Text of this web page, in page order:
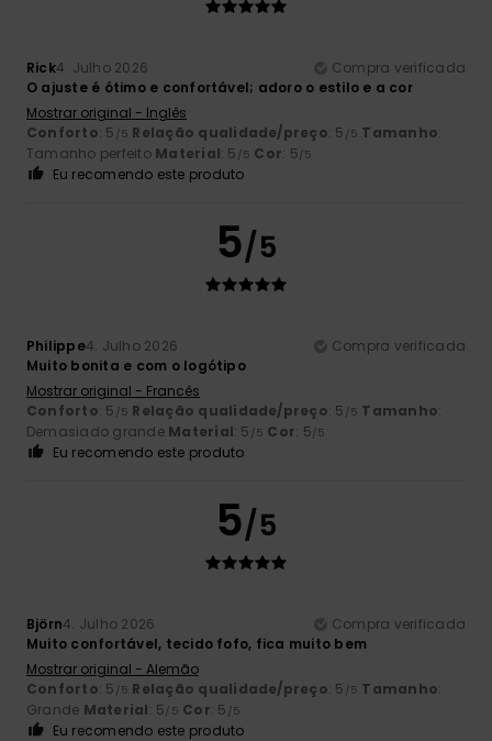
Rick4. Julho 2026
Compra verificada
O ajuste é ótimo e confortável; adoro o estilo e a cor
Mostrar original - Inglês
Conforto: 5 /5 Relação qualidade/preço: 5 /5 Tamanho:
Tamanho perfeito Material: 5 /5 Cor: 5 /5
Eu recomendo este produto
5/5
Philippe4. Julho 2026
Compra verificada
Muito bonita e com o logótipo
Mostrar original - Francês
Conforto: 5 /5 Relação qualidade/preço: 5 /5 Tamanho:
Demasiado grande Material: 5 /5 Cor: 5 /5
Eu recomendo este produto
5/5
Björn4. Julho 2026
Compra verificada
Muito confortável, tecido fofo, fica muito bem
Mostrar original - Alemão
Conforto: 5 /5 Relação qualidade/preço: 5 /5 Tamanho:
Grande Material: 5 /5 Cor: 5 /5
Eu recomendo este produto